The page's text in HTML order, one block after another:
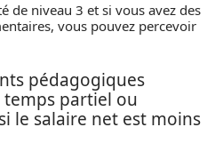
de niveau 3 et si vous avez des
vous pouvez percevoir
pédagogiques
partiel ou
le salaire net est moins